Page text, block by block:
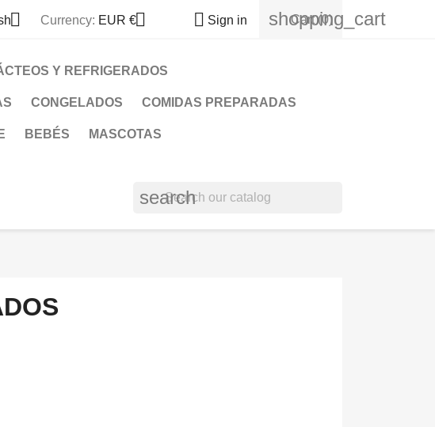
 Currency: EUR €  Sign in shopping_cart
Cart (0)
Y REFRIGERADOS
CONGELADOS COMIDAS PREPARADAS
BEBÉS MASCOTAS
search